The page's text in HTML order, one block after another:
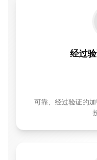
经过
可靠、经过验证的